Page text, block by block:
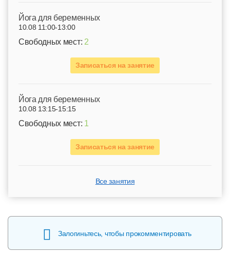
Йога для беременных
10.08 11:00-13:00
Свободных мест: 2
Записаться на занятие
Йога для беременных
10.08 13:15-15:15
Свободных мест: 1
Записаться на занятие
Все занятия
Залогиньтесь, чтобы прокомментировать